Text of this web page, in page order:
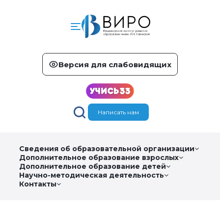
Версия для слабовидящих
Написать нам
Сведения об образовательной организации
Дополнительное образование взрослых
Дополнительное образование детей
Научно-методическая деятельность
Контакты